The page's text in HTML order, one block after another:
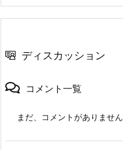
ディスカッション
コメント一覧
まだ、コメントがありません